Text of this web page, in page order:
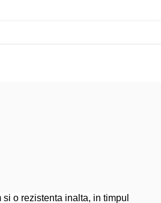
o rezistenta inalta, in timpul